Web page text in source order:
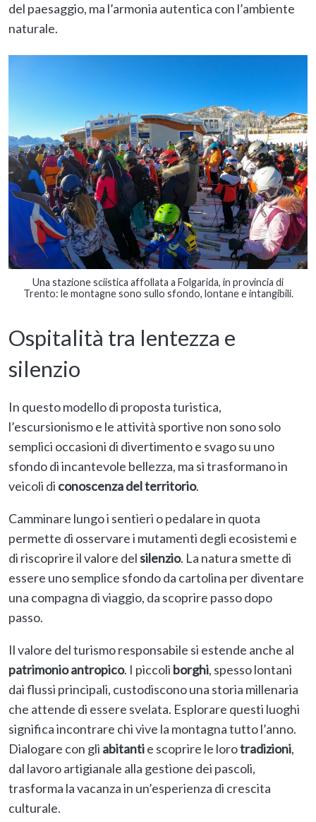
del paesaggio, ma l’armonia autentica con l’ambiente
naturale.
Una stazione sciistica affollata a Folgarida, in provincia di
Trento: le montagne sono sullo sfondo, lontane e intangibili.
Ospitalità tra lentezza e
silenzio
In questo modello di proposta turistica,
l’escursionismo e le attività sportive non sono solo
semplici occasioni di divertimento e svago su uno
sfondo di incantevole bellezza, ma si trasformano in
veicoli di conoscenzadel territorio.
Camminare lungo i sentieri o pedalare in quota
permette di osservare i mutamenti degli ecosistemi e
di riscoprire il valore delsilenzio. La natura smette di
essere uno semplice sfondo da cartolina per diventare
una compagna di viaggio, da scoprire passo dopo
passo.
Il valore del turismo responsabile si estende anche al
patrimonio antropico. I piccoli borghi, spesso lontani
dai flussi principali, custodiscono una storia millenaria
che attende di essere svelata. Esplorare questi luoghi
significa incontrare chi vive la montagna tutto l’anno.
Dialogare con gli abitantie scoprire le lorotradizioni,
dal lavoro artigianale alla gestione dei pascoli,
trasforma la vacanza in un’esperienza di crescita
culturale.